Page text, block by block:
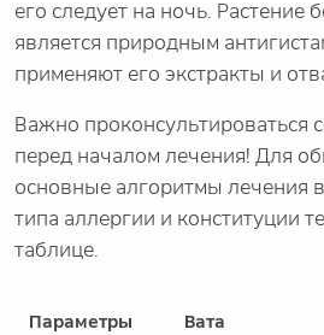
его следует на ночь. Растение
является природным
применяют его экстракты и
Важно проконсультироваться
перед началом лечения! Для
основные алгоритмы лечения
типа аллергии и конституции
таблице.
Параметры Вата